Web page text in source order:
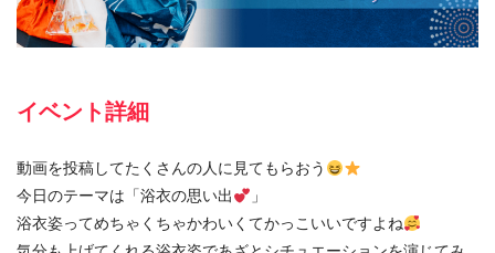
イベント詳細
動画を投稿してたくさんの人に見てもらおう
今日のテーマは「浴衣の思い出
」
浴衣姿ってめちゃくちゃかわいくてかっこいいですよね